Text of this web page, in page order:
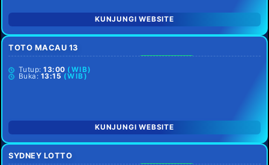
KUNJUNGI WEBSITE
TOTO MACAU 13
Tutup:13:00 (WIB)
Buka: 13:15 (WIB)
KUNJUNGI WEBSITE
SYDNEY LOTTO